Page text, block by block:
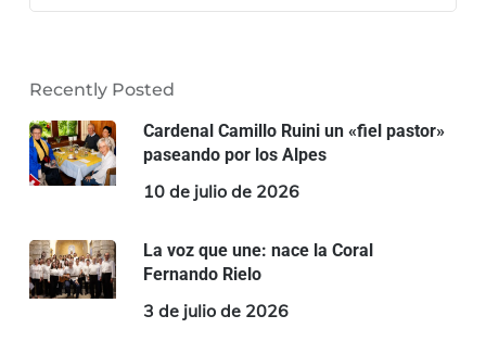
Recently Posted
Cardenal Camillo Ruini un «fiel pastor»
paseando por los Alpes
10 de julio de 2026
La voz que une: nace la Coral
Fernando Rielo
3 de julio de 2026